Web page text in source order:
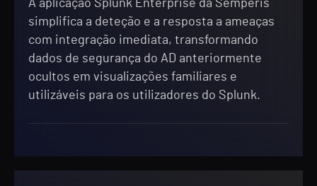
A aplicação Splunk Enterprise da Semperis
simplifica a deteção e a resposta a ameaças
com integração imediata, transformando
dados de segurança do AD anteriormente
ocultos em visualizações familiares e
utilizáveis para os utilizadores do Splunk.